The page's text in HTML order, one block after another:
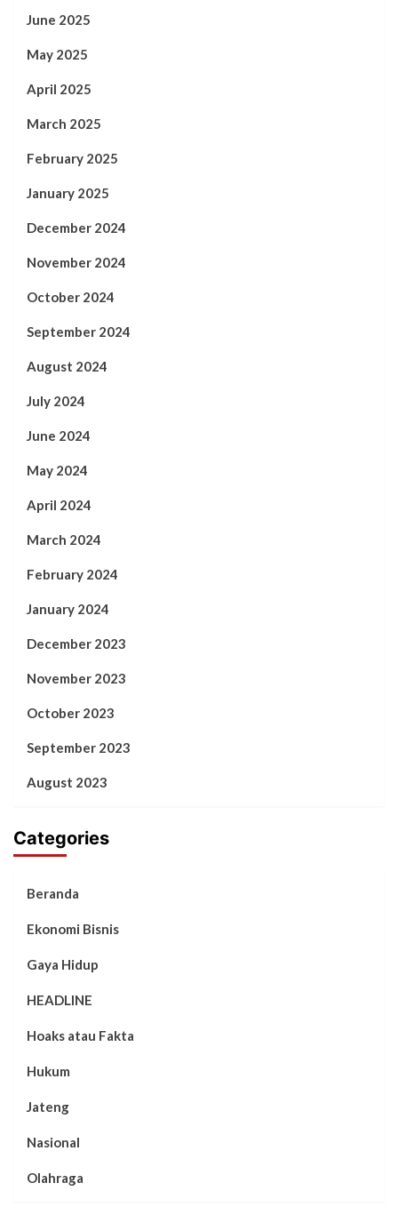
June 2025
May 2025
April 2025
March 2025
February 2025
January 2025
December 2024
November 2024
October 2024
September 2024
August 2024
July 2024
June 2024
May 2024
April 2024
March 2024
February 2024
January 2024
December 2023
November 2023
October 2023
September 2023
August 2023
Categories
Beranda
Ekonomi Bisnis
Gaya Hidup
HEADLINE
Hoaks atau Fakta
Hukum
Jateng
Nasional
Olahraga